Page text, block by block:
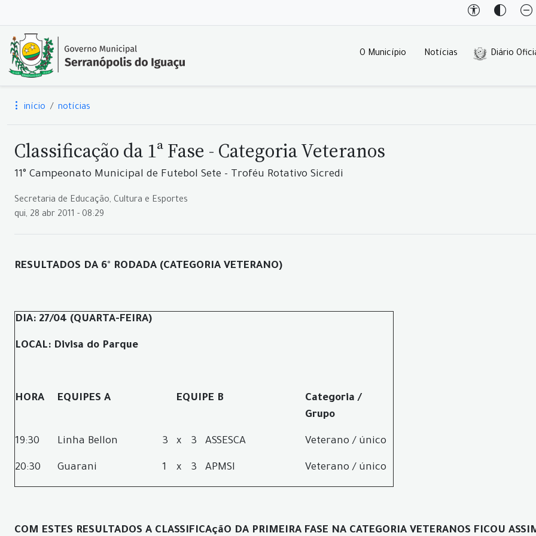
O Município Notícias Diário
início notícias
Classificação da 1ª Fase - Categoria Veteranos
11° Campeonato Municipal de Futebol Sete - Troféu Rotativo Sicredi
Secretaria de Educação, Cultura e Esportes
qui, 28 abr 2011 - 08:29
RESULTADOS DA 6° RODADA (CATEGORIA VETERANO)
DIA: 27/04 (QUARTA-FEIRA)
LOCAL: Divisa do Parque
HORA EQUIPES A EQUIPE B
Categoria /
Grupo
19:30 Linha Bellon 3 x 3 ASSESCA Veterano / único
20:30 Guarani 1 x 3 APMSI Veterano / único
COM ESTES RESULTADOS A CLASSIFICAçãO DA PRIMEIRA FASE NA CATEGORIA VETERANOS FICOU